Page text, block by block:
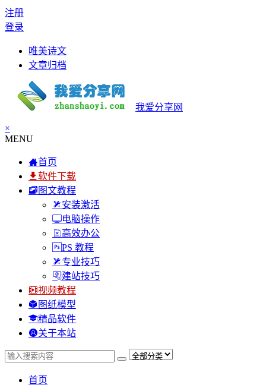
注册
登录
唯美诗文
文章归档
我爱分享网
×
MENU
首页
软件下载
图文教程
安装激活
电脑操作
高效办公
PS 教程
专业技巧
建站技巧
视频教程
图纸模型
精品软件
关于本站
首页